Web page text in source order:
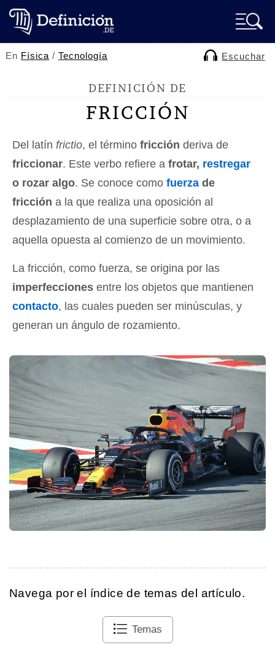
En Física /Tecnología Escuchar
DEFINICIÓN DE
FRICCIÓN
Del latín frictio, el término fricción deriva de
friccionar. Este verbo refiere a frotar, restregar
o rozar algo. Se conoce como fuerza de
fricción a la que realiza una oposición al
desplazamiento de una superficie sobre otra, o a
aquella opuesta al comienzo de un movimiento.
La fricción, como fuerza, se origina por las
imperfecciones entre los objetos que mantienen
contacto, las cuales pueden ser minúsculas, y
generan un ángulo de rozamiento.
Navega por el índice de temas del artículo.
Temas